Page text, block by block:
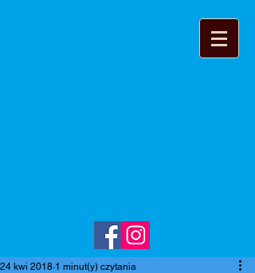
24 kwi 2018 1 minut(y) czytania